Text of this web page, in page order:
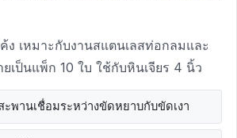
ง เหมาะกับงานสแตนเลสท่อกลมและ
ยเป็นแพ็ก 10 ใบ ใช้กับหินเจียร 4 นิ้ว
พานเชื่อมระหว่างขัดหยาบกับขัดเงา